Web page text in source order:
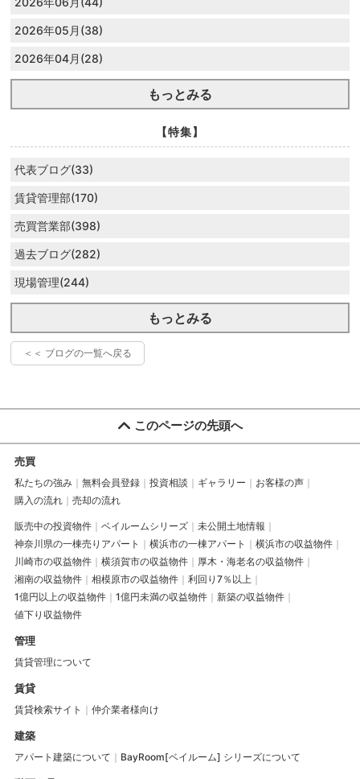
2026年05月(38)
2026年04月(28)
もっとみる
【特集】
代表ブログ(33)
賃貸管理部(170)
売買営業部(398)
過去ブログ(282)
現場管理(244)
もっとみる
＜＜ ブログの一覧へ戻る
このページの先頭へ
売買
私たちの強み 無料会員登録 投資相談 ギャラリー
お客様の声
購入の流れ
売却の流れ
販売中の投資物件 ベイルームシリーズ
未公開土地情報
神奈川県の一棟売りアパート
横浜市の一棟アパート
横浜市の収益物件
川崎市の収益物件
横須賀市の収益物件
厚木・海老名の収益物件
湘南の収益物件
相模原市の収益物件
利回り7％以上
1億円以上の収益物件
1億円未満の収益物件
新築の収益物件
値下り収益物件
管理
賃貸管理について
賃貸
賃貸検索サイト 仲介業者様向け
建築
アパート建築について BayRoom[ベイルーム] シリーズについて